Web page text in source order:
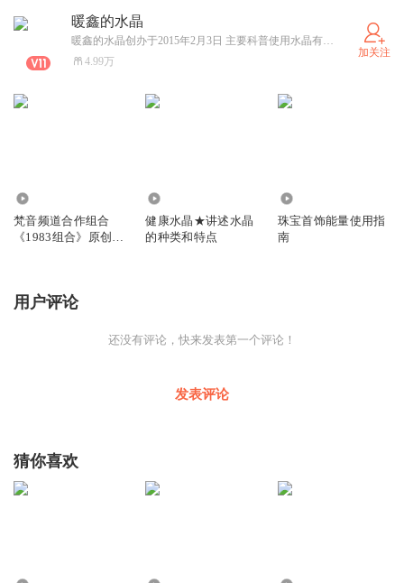
暖鑫的水晶
暖鑫的水晶创办于2015年2月3日 主要科普使用水晶有助身心健康的知识
4.99万
加关注
梵音频道合作组合
《1983组合》原创音
健康水晶★讲述水晶
的种类和特点
珠宝首饰能量使用指
南
用户评论
还没有评论，快来发表第一个评论！
发表评论
猜你喜欢